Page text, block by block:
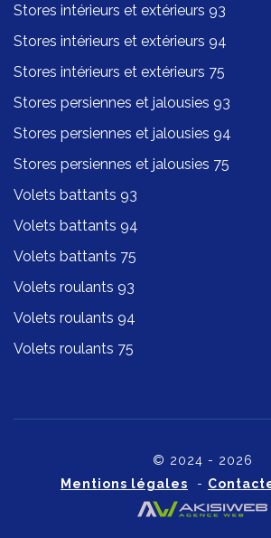
Stores intérieurs et extérieurs 93
Stores intérieurs et extérieurs 94
Stores intérieurs et extérieurs 75
Stores persiennes et jalousies 93
Stores persiennes et jalousies 94
Stores persiennes et jalousies 75
Volets battants 93
Volets battants 94
Volets battants 75
Volets roulants 93
Volets roulants 94
Volets roulants 75
© 2024 - 2026
Mentions légales -